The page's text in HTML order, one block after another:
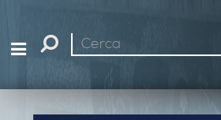
Cerca